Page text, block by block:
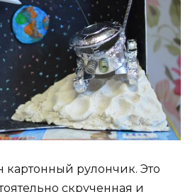
рулончик. Это
скрученная и